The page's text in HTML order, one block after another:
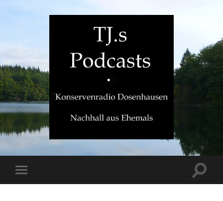
TJ.s
Mobile-
Menü